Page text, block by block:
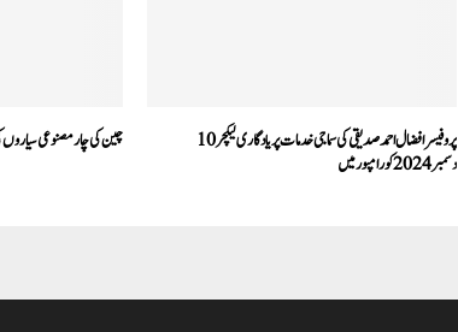
پروفیسر افضال احمد صدیقی کی سماجی خدمات پر یادگاری لیکچر10
دسمبر 2024 کو رامپور میں
⁠⁠⁠⁠⁠⁠⁠چین کی چارمصنوعی